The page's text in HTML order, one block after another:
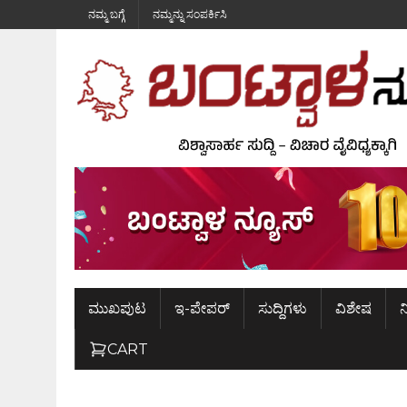
ನಮ್ಮ ಬಗ್ಗೆ ನಮ್ಮನ್ನು ಸಂಪರ್ಕಿಸಿ
ಮುಖಪುಟ ಇ-ಪೇಪರ್ ಸುದ್ದಿಗಳು ವಿಶೇಷ
CART